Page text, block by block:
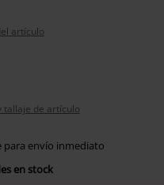
artículo
tallaje de artículo
para envío inmediato
en stock